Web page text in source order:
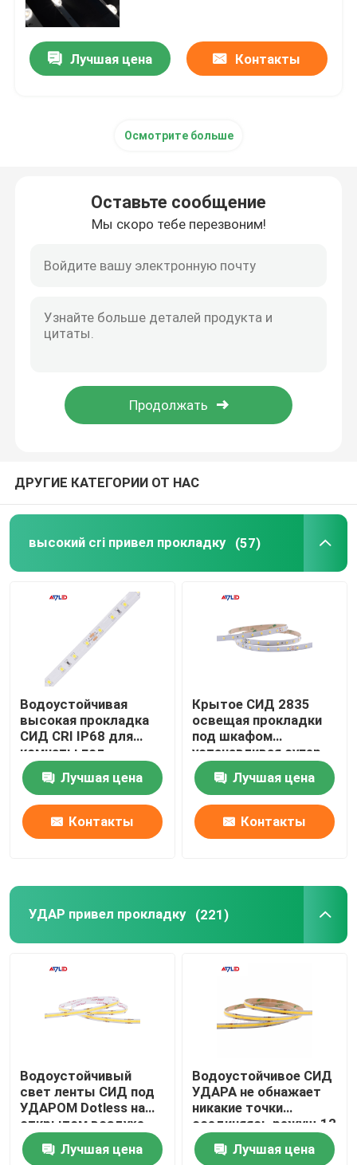
профиль приведенный прокладки
Осветите Адвокатуру контржурным светом СИД
света приведенные модуля
Соединитель прокладки СИД
Неоновое свето СИД
светодиодный столб
подсветка
Лучшая цена Контакты
Осмотрите больше
Оставьте сообщение
Мы скоро тебе перезвоним!
ДРУГИЕ КАТЕГОРИИ ОТ НАС
высокий cri привел прокладку (57)
Водоустойчивая
высокая прокладка
СИД CRI IP68 для
комнаты под
спальней магазина
кухни потолка шкафа
Лучшая цена
Контакты
Крытое СИД 2835
освещая прокладки
под шкафом
устанавливая супер
яркое Dimmable 24V
Лучшая цена
Контакты
УДАР привел прокладку (221)
Водоустойчивый
свет ленты СИД под
УДАРОМ Dotless на
открытом воздухе
12V 24V 2700K 3000K
5000K шкафа
Лучшая цена
Водоустойчивое СИД
УДАРА не обнажает
никакие точки
соединяясь режущ 12
24 яркого вольта
белых суперЛучшая цена